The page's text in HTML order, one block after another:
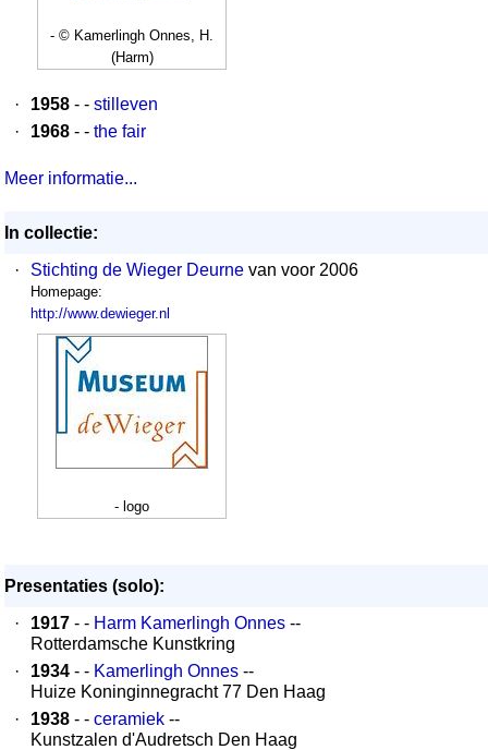
- © Kamerlingh Onnes, H.
(Harm)
· 1958 - - stilleven
·
1968 - - the fair
Meer informatie...
In collectie:
·
Stichting de Wieger Deurne van voor 2006
Homepage:
http://www.dewieger.nl
- logo
Presentaties (solo):
·
1917 - - Harm Kamerlingh Onnes --
Rotterdamsche Kunstkring
·
1934 - - Kamerlingh Onnes --
Huize Koninginnegracht 77 Den Haag
·
1938 - - ceramiek --
Kunstzalen d'Audretsch Den Haag